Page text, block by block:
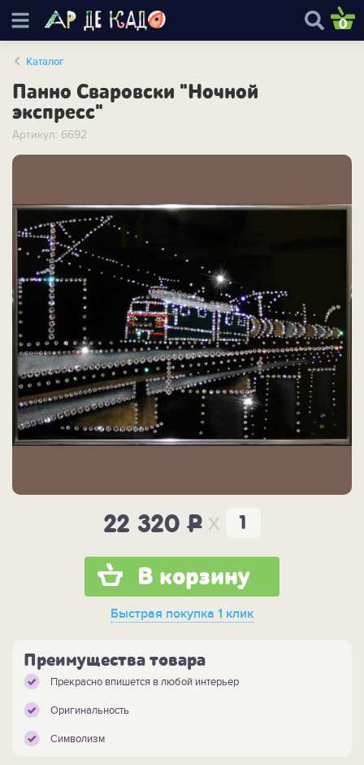
0
Каталог
Панно Сваровски "Ночной
экспресс"
Артикул: 6692
22 320P x
В корзину
Быстрая покупка 1 клик
Преимущества товара
Прекрасно впишется в любой интерьер
Оригинальность
Символизм